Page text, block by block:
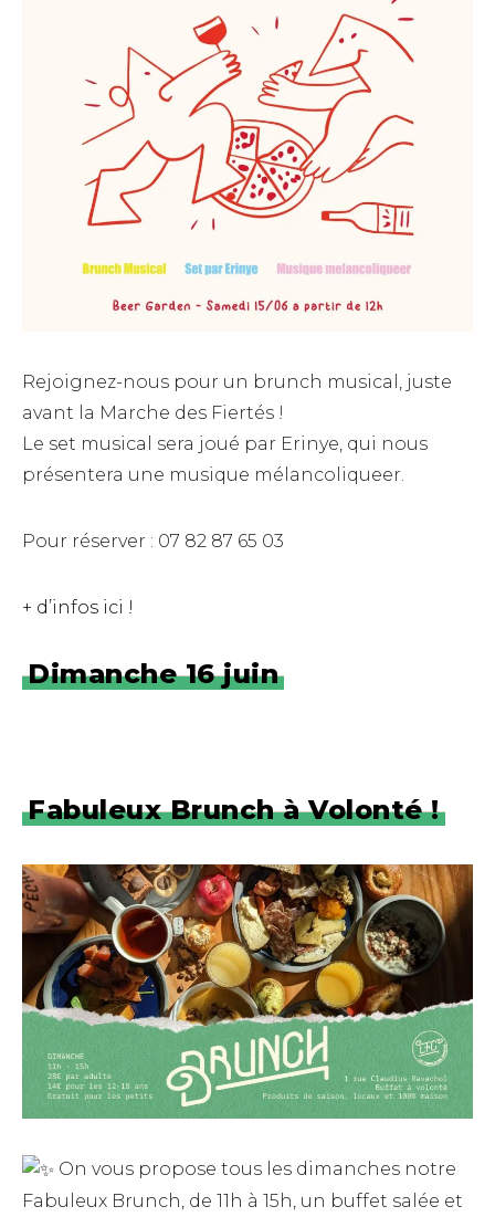
Rejoignez-nous pour un brunch musical, juste
avant la Marche des Fiertés !
Le set musical sera joué par Erinye, qui nous
présentera une musique mélancoliqueer.
Pour réserver : 07 82 87 65 03
+ d’infos ici !
Dimanche 16 juin
Fabuleux Brunch à Volonté !
On vous propose tous les dimanches notre
Fabuleux Brunch, de 11h à 15h, un buffet salée et